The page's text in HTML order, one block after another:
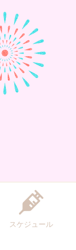
スケジュール